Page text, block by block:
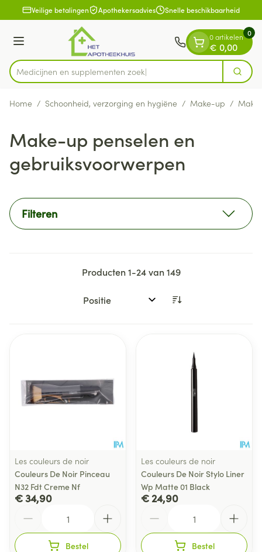
Ga naar de inhoud
1 van 1Veilige betalingen Apothekersadvies Snelle beschikbaarheid
Menu
Product, merk, categorie...
Medicijnen en Zoek
0 artikelen
€ 0,00
0
Home / Schoonheid, verzorging en hygiëne / Make-up /
Make-up penselen en
gebruiksvoorwerpen
Filteren
Producten1-24van149
Sorteer op:
Les couleurs de noir
Couleurs De Noir Pinceau
N32 Fdt Creme Nf
€ 34,90
Bestel
Les couleurs de noir
Couleurs De Noir Stylo Liner
Wp Matte 01 Black
€ 24,90
Bestel